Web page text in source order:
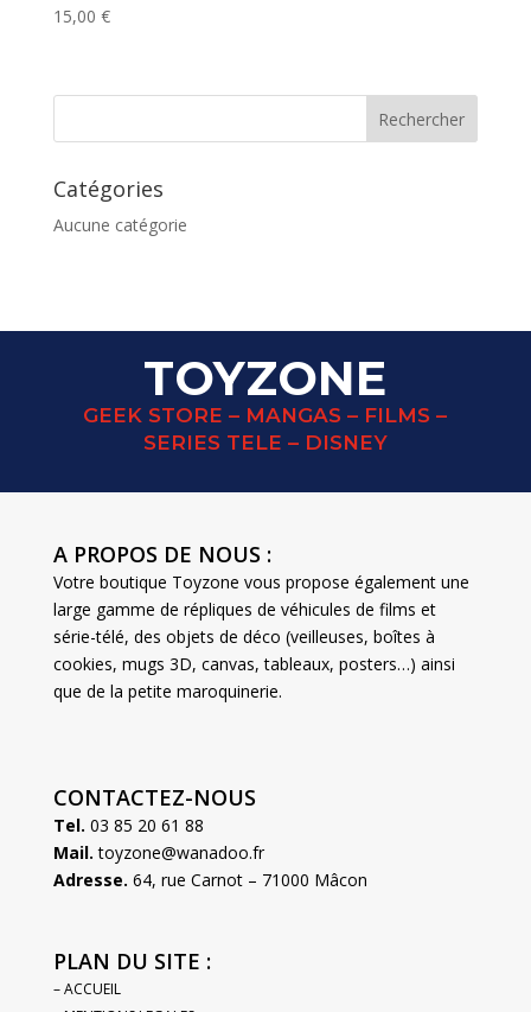
15,00 €
Catégories
Aucune catégorie
TOYZONE
GEEK STORE – MANGAS – FILMS –
SERIES TELE – DISNEY
A PROPOS DE NOUS :
Votre boutique Toyzone vous propose également une
large gamme de répliques de véhicules de films et
série-télé, des objets de déco (veilleuses, boîtes à
cookies, mugs 3D, canvas, tableaux, posters…) ainsi
que de la petite maroquinerie.
CONTACTEZ-NOUS
Tel. 03 85 20 61 88
Mail. toyzone@wanadoo.fr
Adresse. 64, rue Carnot – 71000 Mâcon
PLAN DU SITE :
– ACCUEIL